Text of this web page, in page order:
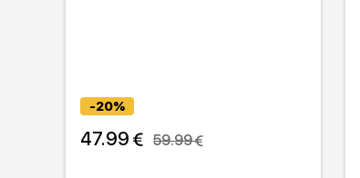
-20%
47.99 59.99